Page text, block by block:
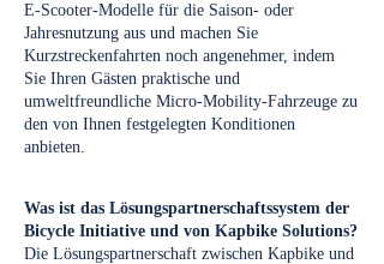
E-Scooter-Modelle für die Saison- oder
Jahresnutzung aus und machen Sie
Kurzstreckenfahrten noch angenehmer, indem
Sie Ihren Gästen praktische und
umweltfreundliche Micro-Mobility-Fahrzeuge zu
den von Ihnen festgelegten Konditionen
anbieten.
Was ist das Lösungspartnerschaftssystem der
Bicycle Initiative und von Kapbike Solutions?
Die Lösungspartnerschaft zwischen Kapbike und